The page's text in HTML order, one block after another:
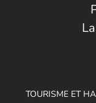
TOURISME ET